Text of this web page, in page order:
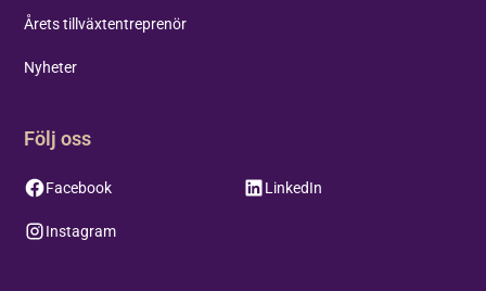
Årets tillväxtentreprenör
Nyheter
Följ oss
Facebook LinkedIn
Instagram